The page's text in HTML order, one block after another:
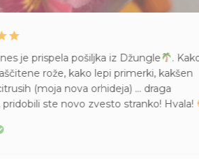
je prispela pošiljka iz Džungle
.
rože, kako lepi primerki, kakšen
(moja nova orhideja) … draga
pridobili ste novo zvesto stranko! Hvala!